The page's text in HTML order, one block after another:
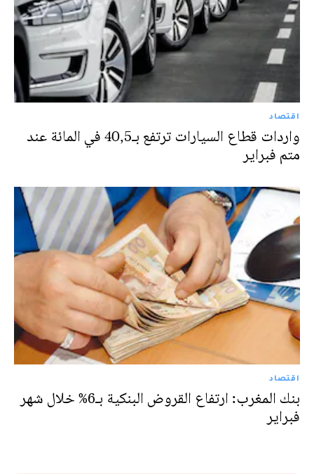
اقتصاد
واردات قطاع السيارات ترتفع بـ40,5 في المائة عند
متم فبراير
اقتصاد
بنك المغرب: ارتفاع القروض البنكية بـ6% خلال شهر
فبراير